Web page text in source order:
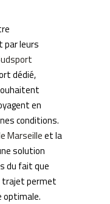
par leurs
dédié,
en
conditions.
Marseilleet la
solution
du fait que
trajet permet
optimale.